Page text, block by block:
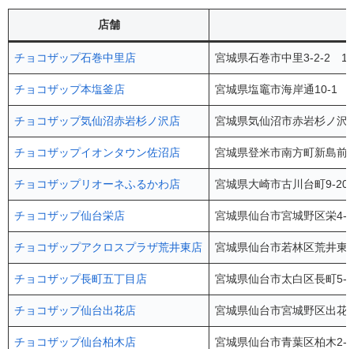
店舗
チョコザップ石巻中里店 宮城県石巻市中里3-2-2
チョコザップ本塩釜店 宮城県塩竈市海岸通10-1
チョコザップ気仙沼赤岩杉ノ沢店 宮城県気仙沼市赤岩杉ノ
チョコザップイオンタウン佐沼店 宮城県登米市南方町新島前
チョコザップリオーネふるかわ店 宮城県大崎市古川台町9-
チョコザップ仙台栄店 宮城県仙台市宮城野区栄
チョコザップアクロスプラザ荒井東店 宮城県仙台市若林区荒井
チョコザップ長町五丁目店 宮城県仙台市太白区長町
チョコザップ仙台出花店 宮城県仙台市宮城野区出
チョコザップ仙台柏木店 宮城県仙台市青葉区柏木